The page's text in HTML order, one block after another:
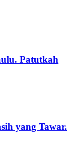
Patutkah
yang Tawar.